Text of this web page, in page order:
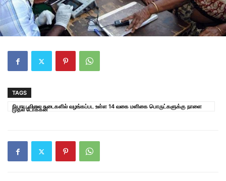
TAGS
நியாய விலை கடைகளில் வழங்கப்பட உள்ள 14 வகை மளிகை பொருட்களுக்கு நாளை
முதல் டோக்கன்